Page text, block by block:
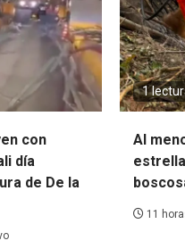
con
día
de De la
1
Al
11